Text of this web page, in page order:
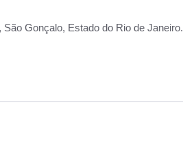
Gonçalo, Estado do Rio de Janeiro.